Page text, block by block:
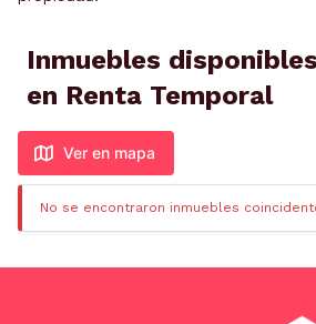
Inmuebles
en Renta Temporal
Ver en mapa
No se encontraron inmuebles